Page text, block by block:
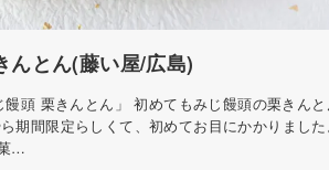
んとん(藤い屋/広島)
頭 栗きんとん」 初めてもみじ饅頭の栗きん
期間限定らしくて、初めてお目にかかりまし
…